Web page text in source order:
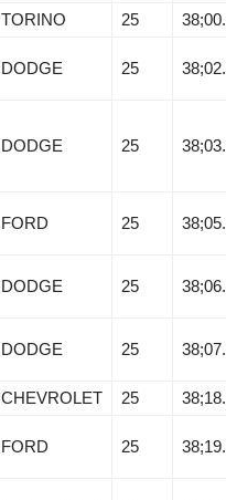
TORINO 25
DODGE 25
DODGE 25
FORD 25
DODGE 25
DODGE 25
CHEVROLET 25
FORD 25